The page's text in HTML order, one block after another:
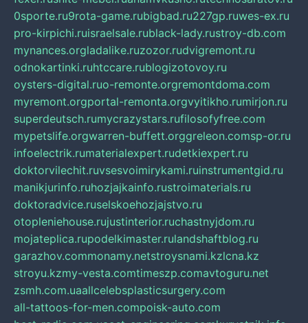
0sporte.ru9rota-game.rubigbad.ru227gp.ruwes-ex.ru
pro-kirpichi.ruisraelsale.rublack-lady.rustroy-db.com
mynances.orgladalike.ruzozor.rudvigremont.ru
odnokartinki.ruhtccare.rublogizotovoy.ru
oysters-digital.ruo-remonte.orgremontdoma.com
myremont.orgportal-remonta.orgvyitikho.rumirjon.ru
superdeutsch.rumycrazystars.rufilosofyfree.com
mypetslife.orgwarren-buffett.orggreleon.comsp-or.ru
infoelectrik.rumaterialexpert.rudetkiexpert.ru
doktorvilechit.ruvsesvoimirykami.ruinstrumentgid.ru
manikjurinfo.ruhozjajkainfo.rustroimaterials.ru
doktoradvice.ruselskoehozjajstvo.ru
otopleniehouse.rujustinterior.ruchastnyjdom.ru
mojateplica.rupodelkimaster.rulandshaftblog.ru
garazhov.commonamy.netstroysnami.kzlcna.kz
stroyu.kzmy-vesta.comtimeszp.comavtoguru.net
zsmh.com.uaallcelebsplasticsurgery.com
all-tattoos-for-men.compoisk-auto.com